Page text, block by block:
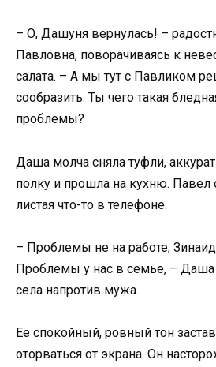
– О, Дашуня вернулась! –
Павловна, поворачиваясь к
салата. – А мы тут с Павликом
сообразить. Ты чего такая
проблемы?
Даша молча сняла туфли,
полку и прошла на кухню. Павел
листая что-то в телефоне.
– Проблемы не на работе,
Проблемы у нас в семье, – Даша
села напротив мужа.
Ее спокойный, ровный тон
оторваться от экрана. Он